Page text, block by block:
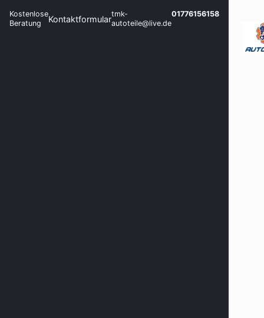
Kostenlose
Beratung
Kontaktformulartmk-
autoteile@live.de
01776156158